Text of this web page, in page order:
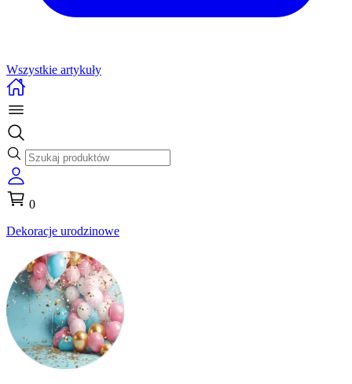
Wszystkie artykuły
0
Dekoracje urodzinowe